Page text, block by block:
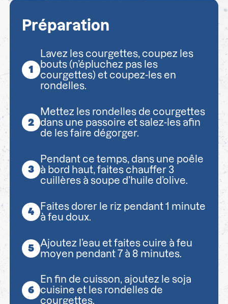
Préparation
Lavez les courgettes, coupez les
bouts (n’épluchez pas les
courgettes) et coupez-les en
rondelles.
Mettez les rondelles de courgettes
dans une passoire et salez-les afin
de les faire dégorger.
Pendant ce temps, dans une poêle
à bord haut, faites chauffer 3
cuillères à soupe d’huile d’olive.
Faites dorer le riz pendant 1 minute
à feu doux.
Ajoutez l’eau et faites cuire à feu
moyen pendant 7 à 8 minutes.
En fin de cuisson, ajoutez le soja
cuisine et les rondelles de
courgettes.